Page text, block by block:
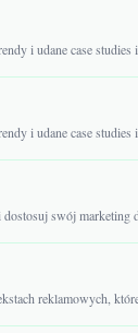
i udane case studies
i udane case studies
swój marketing
reklamowych,